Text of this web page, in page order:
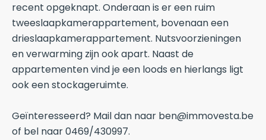
recent opgeknapt. Onderaan is er een ruim
tweeslaapkamerappartement, bovenaan een
drieslaapkamerappartement. Nutsvoorzieningen
en verwarming zijn ook apart. Naast de
appartementen vind je een loods en hierlangs ligt
ook een stockageruimte.
Geïnteresseerd? Mail dan naar ben@immovesta.be
of bel naar 0469/430997.